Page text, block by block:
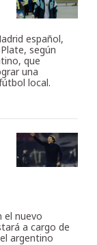
español,
según
que
una
local.
el nuevo
a cargo de
argentino